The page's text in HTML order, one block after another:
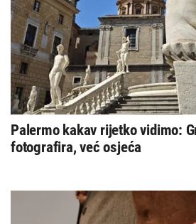
Palermo kakav rijetko vidimo:
fotografira, već osjeća